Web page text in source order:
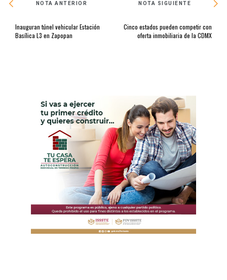
NOTA ANTERIOR
Inauguran túnel vehicular Estación
Basílica L3 en Zapopan
NOTA SIGUIENTE
Cinco estados pueden competir con
oferta inmobiliaria de la CDMX